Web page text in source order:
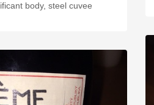
body, steel cuvee